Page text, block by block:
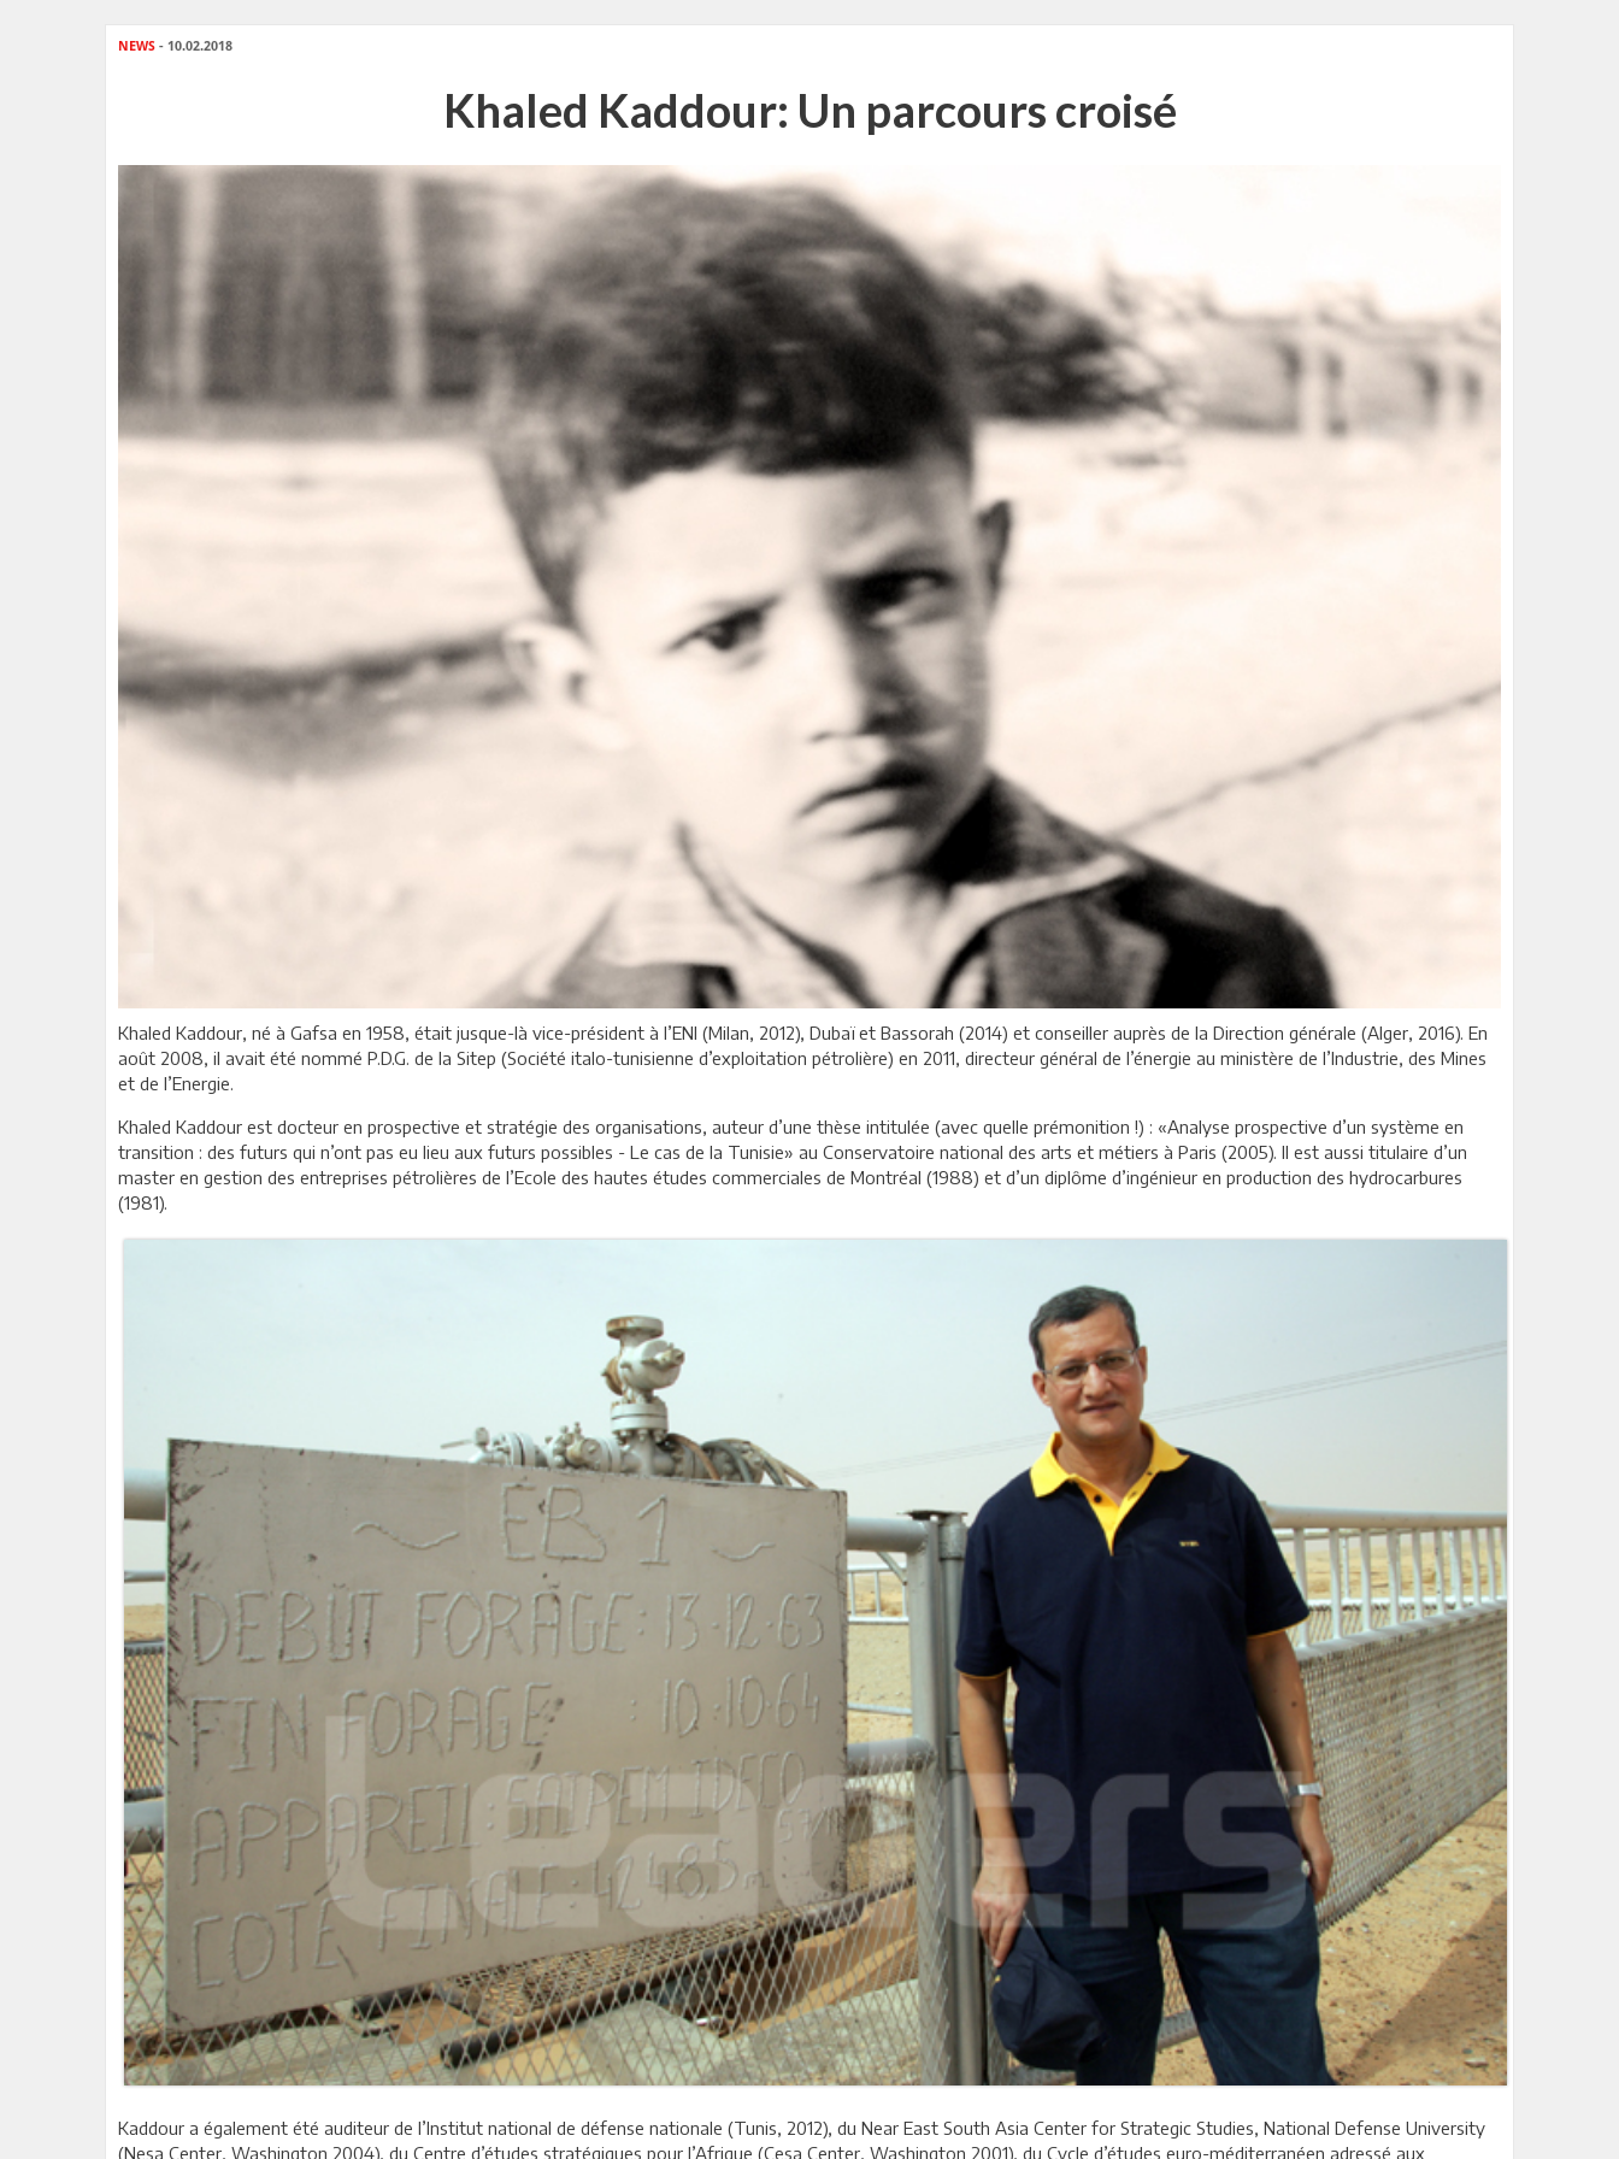
NEWS - 10.02.2018
Khaled Kaddour: Un parcours croisé
Khaled Kaddour, né à Gafsa en 1958, était jusque-là vice-président à l’ENI (Milan, 2012), Dubaï et Bassorah (2014) et conseiller auprès de la Direction générale (Alger, 2016). En
août 2008, il avait été nommé P.D.G. de la Sitep (Société italo-tunisienne d’exploitation pétrolière) en 2011, directeur général de l’énergie au ministère de l’Industrie, des Mines
et de l’Energie.
Khaled Kaddour est docteur en prospective et stratégie des organisations, auteur d’une thèse intitulée (avec quelle prémonition !) : «Analyse prospective d’un système en
transition : des futurs qui n’ont pas eu lieu aux futurs possibles - Le cas de la Tunisie» au Conservatoire national des arts et métiers à Paris (2005). Il est aussi titulaire d’un
master en gestion des entreprises pétrolières de l’Ecole des hautes études commerciales de Montréal (1988) et d’un diplôme d’ingénieur en production des hydrocarbures
(1981).
Kaddour a également été auditeur de l’Institut national de défense nationale (Tunis, 2012), du Near East South Asia Center for Strategic Studies, National Defense University
(Nesa Center, Washington 2004), du Centre d’études stratégiques pour l’Afrique (Cesa Center, Washington 2001), du Cycle d’études euro-méditerranéen adressé aux